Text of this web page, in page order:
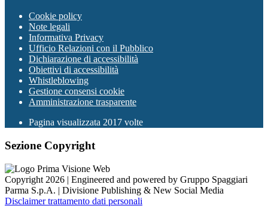
Cookie policy
Note legali
Informativa Privacy
Ufficio Relazioni con il Pubblico
Dichiarazione di accessibilità
Obiettivi di accessibilità
Whistleblowing
Gestione consensi cookie
Amministrazione trasparente
Pagina visualizzata 2017 volte
Sezione Copyright
Copyright 2026 | Engineered and powered by Gruppo Spaggiari
Parma S.p.A. | Divisione Publishing & New Social Media
Disclaimer trattamento dati personali